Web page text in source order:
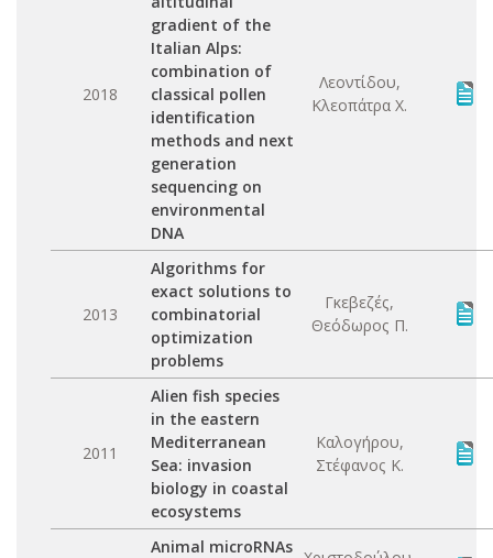
2018
gradient of the
Italian Alps:
combination of
classical pollen
identification
methods and next
generation
sequencing on
environmental
DNA
Λεοντίδου,
Κλεοπάτρα Χ.
2013
Algorithms for
exact solutions to
combinatorial
optimization
problems
Γκεβεζές,
Θεόδωρος Π.
2011
Alien fish species
in the eastern
Mediterranean
Sea: invasion
biology in coastal
ecosystems
Καλογήρου,
Στέφανος Κ.
Animal microRNAs